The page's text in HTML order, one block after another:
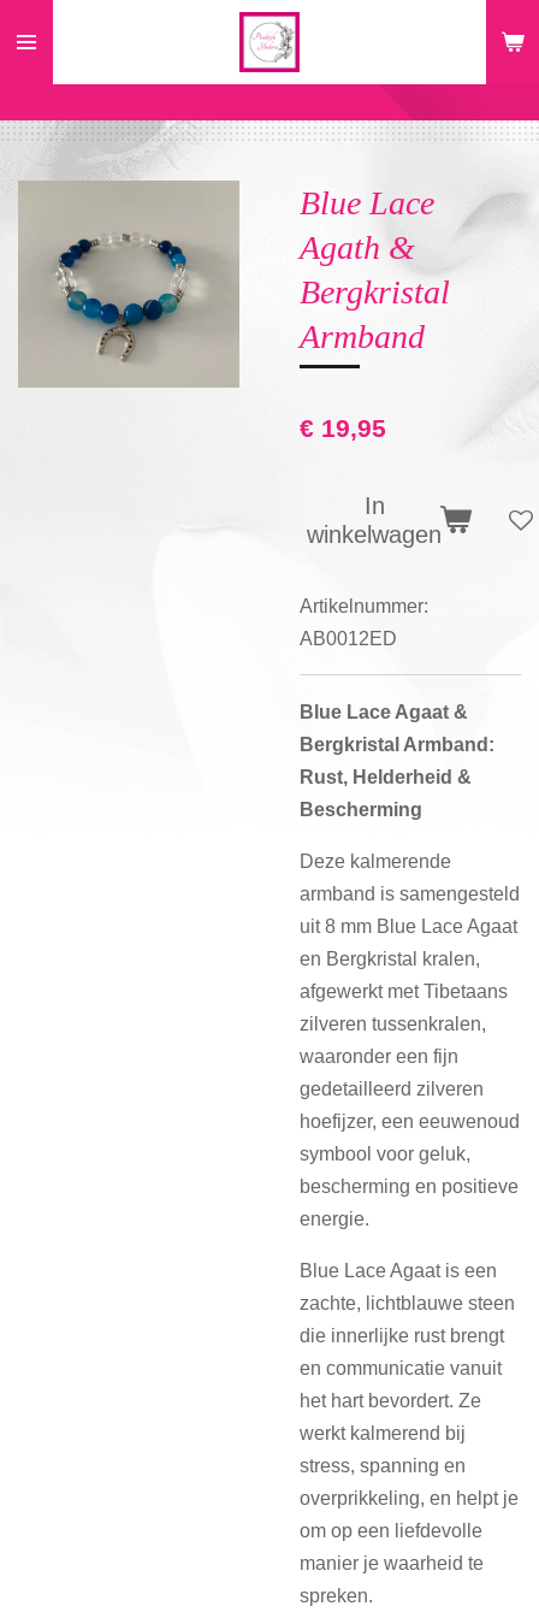
de
hoofdinhoud
Blue Lace
Agath &
Bergkristal
Armband
€ 19,95
In
winkelwagen
Artikelnummer:
AB0012ED
Blue Lace Agaat &
Bergkristal Armband:
Rust, Helderheid &
Bescherming
Deze kalmerende
armband is samengesteld
uit 8 mm Blue Lace Agaat
en Bergkristal kralen,
afgewerkt met Tibetaans
zilveren tussenkralen,
waaronder een fijn
gedetailleerd zilveren
hoefijzer, een eeuwenoud
symbool voor geluk,
bescherming en positieve
energie.
Blue Lace Agaat is een
zachte, lichtblauwe steen
die innerlijke rust brengt
en communicatie vanuit
het hart bevordert. Ze
werkt kalmerend bij
stress, spanning en
overprikkeling, en helpt je
om op een liefdevolle
manier je waarheid te
spreken.